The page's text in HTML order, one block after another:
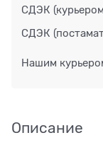
СДЭК
СДЭК
Нашим
Описание